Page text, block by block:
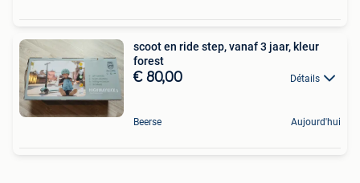
scoot en ride step, vanaf 3 jaar, kleur
forest
€ 80,00 Détails
Beerse Aujourd'hui